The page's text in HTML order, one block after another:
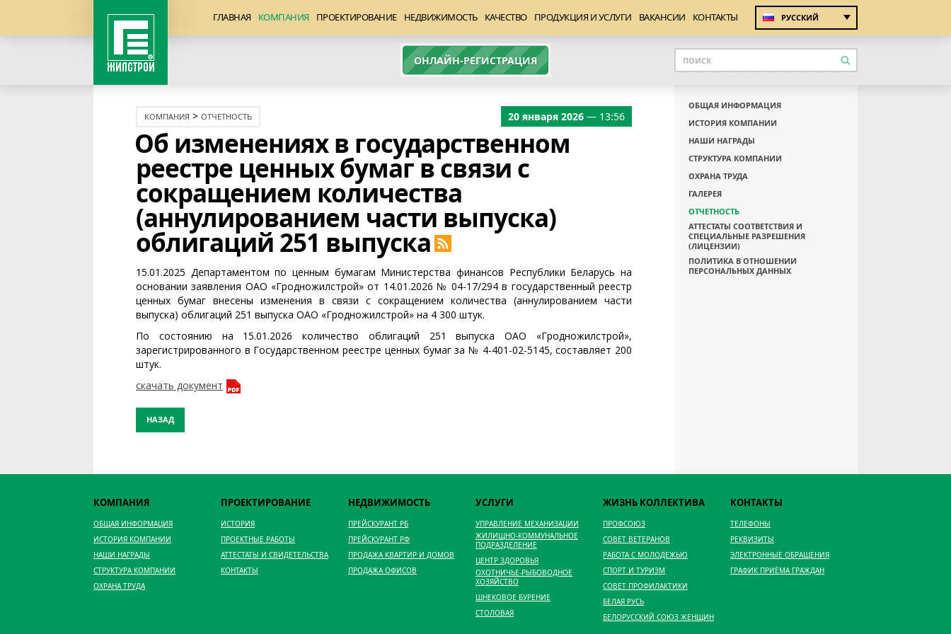
ГЛАВНАЯ КОМПАНИЯ ПРОЕКТИРОВАНИЕ НЕДВИЖИМОСТЬ КАЧЕСТВО ПРОДУКЦИЯ И УСЛУГИ ВАКАНСИИ КОНТАКТЫ РУССКИЙ
ОНЛАЙН-РЕГИСТРАЦИЯ
КОМПАНИЯ > ОТЧЕТНОСТЬ
Об изменениях в государственном
реестре ценных бумаг в связи с
сокращением количества
(аннулированием части выпуска)
облигаций 251 выпуска
20 января 2026 — 13:56
15.01.2025 Департаментом по ценным бумагам Министерства финансов Республики Беларусь на
основании заявления ОАО «Гродножилстрой» от 14.01.2026 № 04-17/294 в государственный реестр
ценных бумаг внесены изменения в связи с сокращением количества (аннулированием части
выпуска) облигаций 251 выпуска ОАО «Гродножилстрой» на 4 300 штук.
По состоянию на 15.01.2026 количество облигаций 251 выпуска ОАО «Гродножилстрой»,
зарегистрированного в Государственном реестре ценных бумаг за № 4-401-02-5145, составляет 200
штук.
скачать документ
НАЗАД
ОБЩАЯ ИНФОРМАЦИЯ
ИСТОРИЯ КОМПАНИИ
НАШИ НАГРАДЫ
СТРУКТУРА КОМПАНИИ
ОХРАНА ТРУДА
ГАЛЕРЕЯ
ОТЧЕТНОСТЬ
АТТЕСТАТЫ СООТВЕТСТВИЯ И
СПЕЦИАЛЬНЫЕ РАЗРЕШЕНИЯ
(ЛИЦЕНЗИИ)
ПОЛИТИКА В ОТНОШЕНИИ
ПЕРСОНАЛЬНЫХ ДАННЫХ
КОМПАНИЯ
ОБЩАЯ ИНФОРМАЦИЯ
ИСТОРИЯ КОМПАНИИ
НАШИ НАГРАДЫ
СТРУКТУРА КОМПАНИИ
ОХРАНА ТРУДА
ПРОЕКТИРОВАНИЕ
ИСТОРИЯ
ПРОЕКТНЫЕ РАБОТЫ
АТТЕСТАТЫ И СВИДЕТЕЛЬСТВА
КОНТАКТЫ
НЕДВИЖИМОСТЬ
ПРЕЙСКУРАНТ РБ
ПРЕЙСКУРАНТ РФ
ПРОДАЖА КВАРТИР И ДОМОВ
ПРОДАЖА ОФИСОВ
УСЛУГИ
УПРАВЛЕНИЕ МЕХАНИЗАЦИИ
ЖИЛИЩНО-КОММУНАЛЬНОЕ
ПОДРАЗДЕЛЕНИЕ
ЦЕНТР ЗДОРОВЬЯ
ОХОТНИЧЬЕ-РЫБОВОДНОЕ
ХОЗЯЙСТВО
ШНЕКОВОЕ БУРЕНИЕ
СТОЛОВАЯ
ЖИЗНЬ КОЛЛЕКТИВА
ПРОФСОЮЗ
СОВЕТ ВЕТЕРАНОВ
РАБОТА С МОЛОДЕЖЬЮ
СПОРТ И ТУРИЗМ
СОВЕТ ПРОФИЛАКТИКИ
БЕЛАЯ РУСЬ
БЕЛОРУССКИЙ СОЮЗ ЖЕНЩИН
КОНТАКТЫ
ТЕЛЕФОНЫ
РЕКВИЗИТЫ
ЭЛЕКТРОННЫЕ ОБРАЩЕНИЯ
ГРАФИК ПРИЁМА ГРАЖДАН